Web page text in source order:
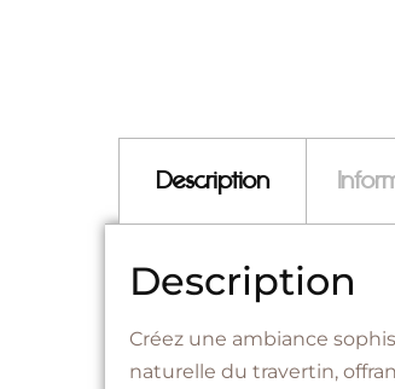
Description
Description
Créez une ambiance
naturelle du travertin,